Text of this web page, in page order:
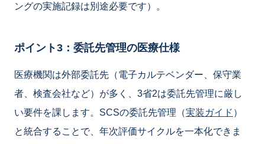
ングの実施記録は別途必要です）。
ポイント3：委託先管理の医療仕様
医療機関は外部委託先（電子カルテベンダー、保守業
者、検査会社など）が多く、3省2は委託先管理に厳し
い要件を課します。SCSの委託先管理（実装ガイド ）
と統合することで、年次評価サイクルを一本化できま